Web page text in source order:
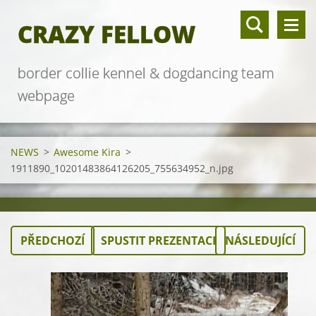
CRAZY FELLOW
border collie kennel & dogdancing team
webpage
NEWS > Awesome Kira >
1911890_10201483864126205_755634952_n.jpg
PŘEDCHOZÍ SPUSTIT PREZENTACI NÁSLEDUJÍCÍ